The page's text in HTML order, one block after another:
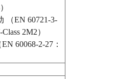
（EN 60721-3-
2M2）
EN 60068-2-27：